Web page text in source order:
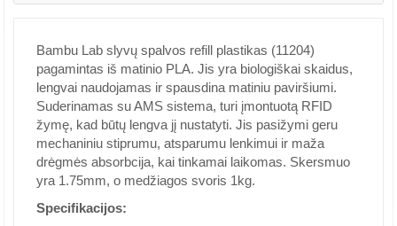
Bambu Lab slyvų spalvos refill plastikas (11204)
pagamintas iš matinio PLA. Jis yra biologiškai skaidus,
lengvai naudojamas ir spausdina matiniu paviršiumi.
Suderinamas su AMS sistema, turi įmontuotą RFID
žymę, kad būtų lengva jį nustatyti. Jis pasižymi geru
mechaniniu stiprumu, atsparumu lenkimui ir maža
drėgmės absorbcija, kai tinkamai laikomas. Skersmuo
yra 1.75mm, o medžiagos svoris 1kg.
Specifikacijos: